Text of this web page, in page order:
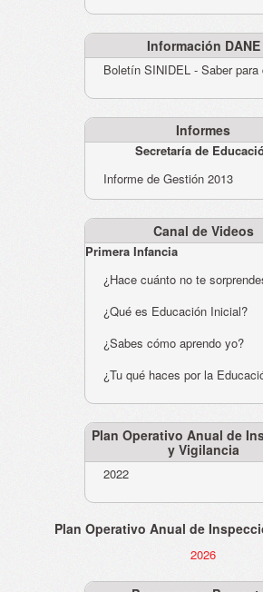
Información DANE
Boletín SINIDEL - Saber para
Informes
Secretaría de
Informe de Gestión 2013
Canal de Videos
Primera Infancia
¿Hace cuánto no te
¿Qué es Educación Inicial?
¿Sabes cómo aprendo yo?
¿Tu qué haces por la
Plan Operativo Anual de
y Vigilancia
2022
Plan Operativo Anual de
2026